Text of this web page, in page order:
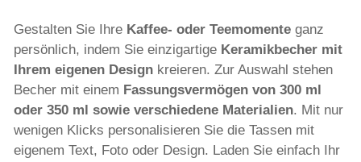
Gestalten Sie Ihre Kaffee- oder Teemomenteganz
persönlich, indem Sie einzigartige Keramikbecher mit
Ihrem eigenen Designkreieren. Zur Auswahl stehen
Becher mit einem Fassungsvermögen von 300 ml
oder 350 ml sowie verschiedene Materialien. Mit nur
wenigen Klicks personalisieren Sie die Tassen mit
eigenem Text, Foto oder Design. Laden Sie einfach Ihr